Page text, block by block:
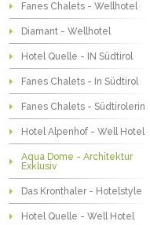
Fanes Chalets - Wellhotel
Diamant - Wellhotel
Hotel Quelle - IN Südtirol
Fanes Chalets - In Südtirol
Fanes Chalets - Südtirolerin
Hotel Alpenhof - Well Hotel
Aqua Dome - Architektur
Exklusiv
Das Kronthaler - Hotelstyle
Hotel Quelle - Well Hotel